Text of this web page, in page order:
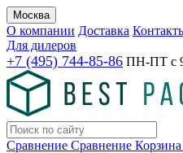
Москва
О компании Доставка
Для дилеров
+7 (495) 744-85-86 ПН-ПТ с
Сравнение Сравнение Корзина